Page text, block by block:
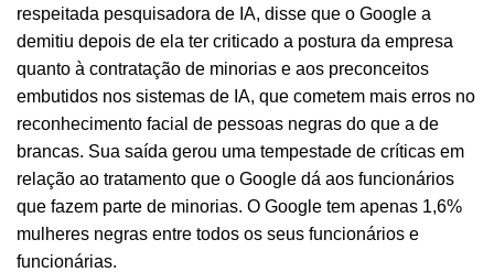
respeitada pesquisadora de IA, disse que o Google a
demitiu depois de ela ter criticado a postura da empresa
quanto à contratação de minorias e aos preconceitos
embutidos nos sistemas de IA, que cometem mais erros no
reconhecimento facial de pessoas negras do que a de
brancas. Sua saída gerou uma tempestade de críticas em
relação ao tratamento que o Google dá aos funcionários
que fazem parte de minorias. O Google tem apenas 1,6%
mulheres negras entre todos os seus funcionários e
funcionárias.